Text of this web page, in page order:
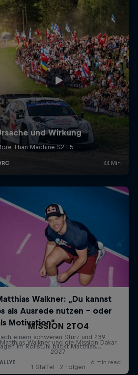
MISSION 2TO4
Matthias Walkner und die Mission Dakar
2027
1 Staffel · 2 Folgen